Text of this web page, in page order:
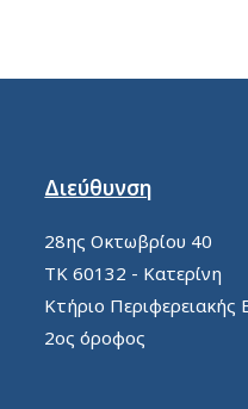
Διεύθυνση
28ης Οκτωβρίου 40
ΤΚ 60132 - Κατερίνη
Κτήριο Περιφερειακής
2ος όροφος